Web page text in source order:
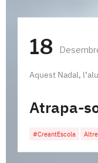
18
Aquest Nadal,
Atrapa-
#CreantEscola